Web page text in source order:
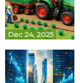
Dec 24, 2025